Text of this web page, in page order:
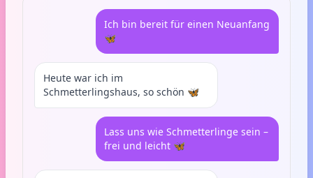
Ich bin bereit für einen Neuanfang
🦋
Heute war ich im
Schmetterlingshaus, so schön 🦋
Lass uns wie Schmetterlinge sein –
frei und leicht 🦋